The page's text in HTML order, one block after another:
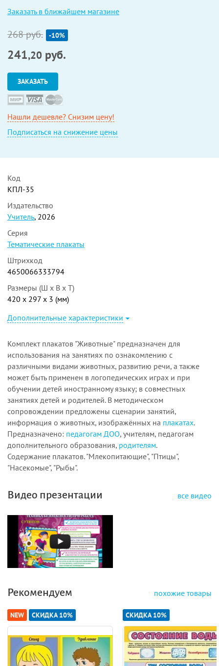
Заказать в ближайшем магазине
268 руб. -10%
241,20 руб.
ЗАКАЗАТЬ
Нашли дешевле? Снизим цену!
Подписаться на снижение цены
Код
КПЛ-35
Издательство
Учитель, 2026
Серия
Тематические плакаты
Штрихкод
4650066333794
Размеры (Ш x В x Т)
420 x 297 x 3 (мм)
Дополнительные характеристики
Комплект плакатов "Животные" предназначен для
использования на занятиях по ознакомлению с
различными видами животных, развитию речи, а также
может быть применен в логопедических играх и при
обучении детей иностранному языку; в совместных
занятиях детей и родителей. В методическом
сопровождении предложены сценарии занятий,
информация о животных, изображённых на плакатах.
Предназначено: педагогам ДОО, учителям, педагогам
дополнительного образования, родителям.
Содержание плакатов. "Млекопитающие", "Птицы",
"Насекомые", "Рыбы".
Видео презентации все видео
Рекомендуем похожие товары
NEW СКИДКА 10% СКИДКА 10%